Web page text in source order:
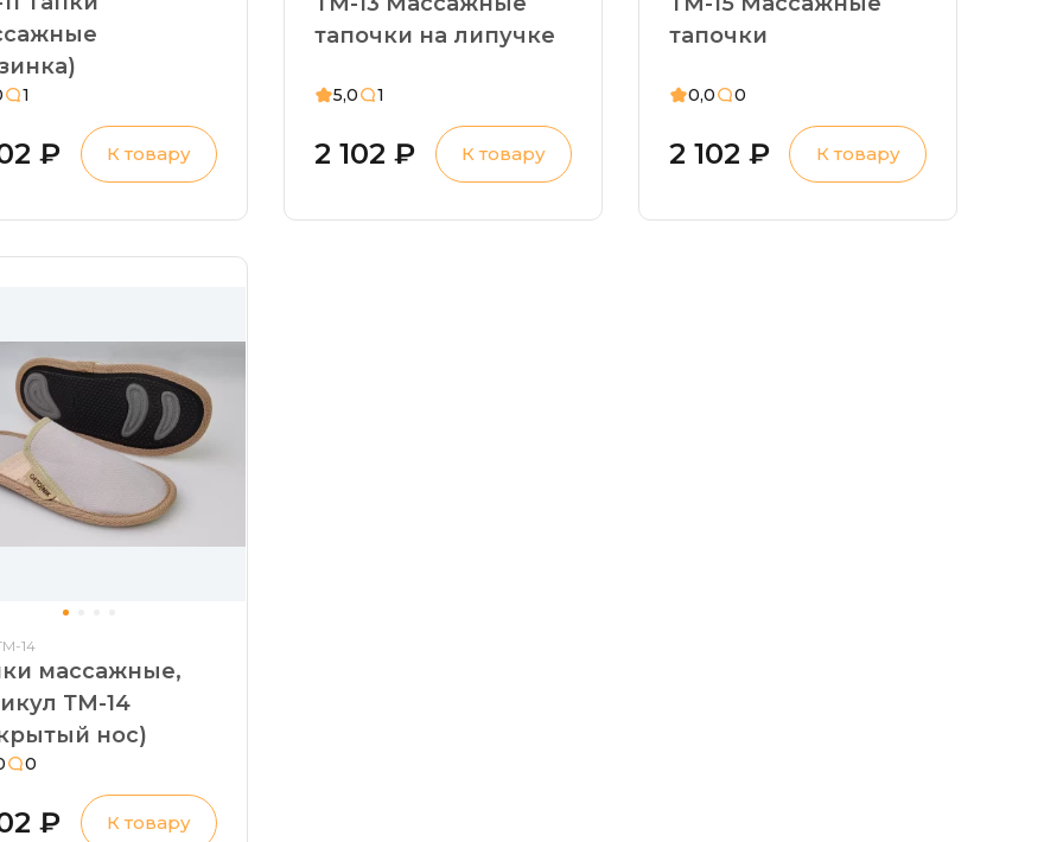
1
₽ К товару
тапочки на липучке
5,0 1
2 102 ₽ К товару
тапочки
0,0 0
2 102 ₽ К товару
14
массажные,
ТМ-14
нос)
0
₽ К товару